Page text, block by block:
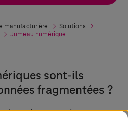
manufacturière
Solutions
Jumeau numérique
sont-ils
fragmentées ?
données entre les